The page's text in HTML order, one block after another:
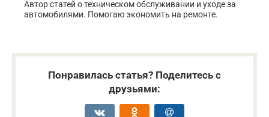
Автор статей о техническом обслуживании и уходе за
автомобилями. Помогаю экономить на ремонте.
Понравилась статья? Поделитесь с
друзьями: